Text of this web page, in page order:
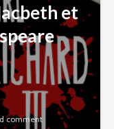
et
comment